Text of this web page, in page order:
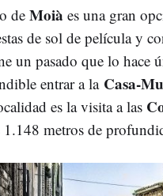
de Moià es una gran
de sol de película y
un pasado que lo hace
entrar a laCasa-
es la visita a las
1.148 metros de